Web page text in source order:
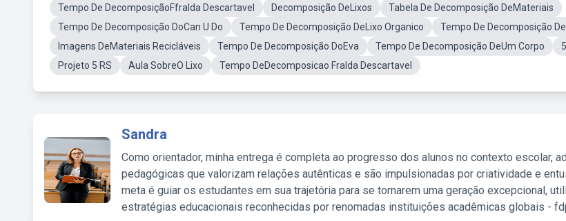
Tempo De DecomposiçãoFfralda Descartavel
Decomposição DeLixos
Tabela De Decomposição DeMateriais
Tempo De Decomposição DoCan U Do
Tempo De Decomposição DeLixo Organico
Tempo De Decomposição
Imagens DeMateriais Recicláveis
Tempo De Decomposição DoEva Tempo De Decomposição DeUm Corpo
Projeto 5 RS
Aula SobreO Lixo Tempo DeDecomposicao Fralda Descartavel
Sandra
Como orientador, minha entrega é completa ao progresso dos alunos no contexto escolar,
pedagógicas que valorizam relações autênticas e são impulsionadas por criatividade e
meta é guiar os estudantes em sua trajetória para se tornarem uma geração excepcional,
estratégias educacionais reconhecidas por renomadas instituições acadêmicas globais -